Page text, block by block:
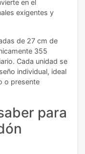
en el
exigentes y
de 27 cm de
355
Cada unidad se
individual, ideal
o presente
para